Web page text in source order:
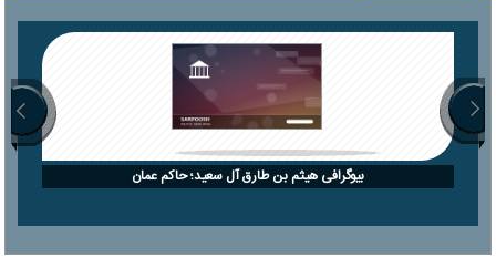
بیوگرافی هیثم بن طارق آل سعید؛ حاکم عمان